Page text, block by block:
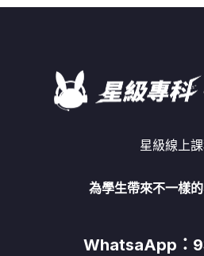
星級線上
為學生帶來不一樣
WhatsaApp：